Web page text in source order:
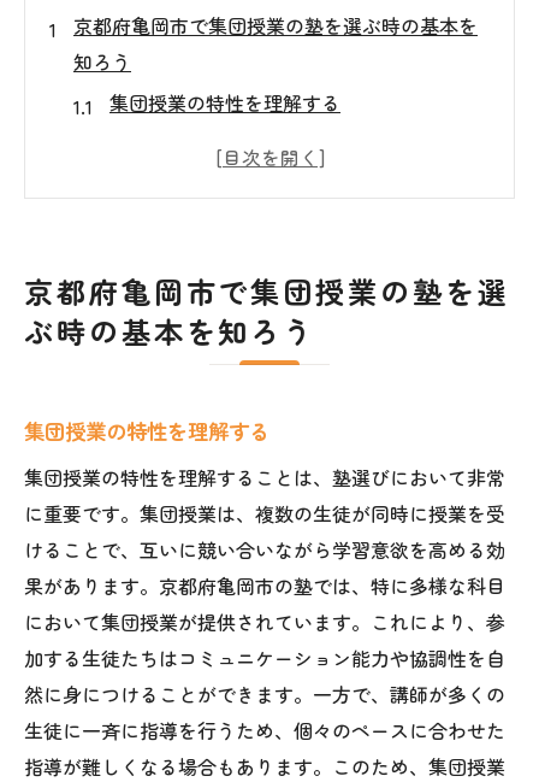
京都府亀岡市で集団授業の塾を選ぶ時の基本を
知ろう
集団授業の特性を理解する
地域の教育環境を把握する
授業のカリキュラムを確認する
集団授業の魅力亀岡市の塾で学ぶメリット
友人との競争がモチベーションに
多様な意見に触れる機会
集団授業で得られる社会性
手頃な費用で質の良い教育
講師の多様な指導法を体験
亀岡市での塾選びが難しい理由とその対策法
選択肢が多すぎて迷う
情報収集のポイント
適切なフィードバックの重要性
京都府亀岡市で集団授業の塾を選
ぶ時の基本を知ろう
集団授業の特性を理解する
集団授業の特性を理解することは、塾選びにおいて非常
に重要です。集団授業は、複数の生徒が同時に授業を受
けることで、互いに競い合いながら学習意欲を高める効
果があります。京都府亀岡市の塾では、特に多様な科目
において集団授業が提供されています。これにより、参
加する生徒たちはコミュニケーション能力や協調性を自
然に身につけることができます。一方で、講師が多くの
生徒に一斉に指導を行うため、個々のペースに合わせた
指導が難しくなる場合もあります。このため、集団授業